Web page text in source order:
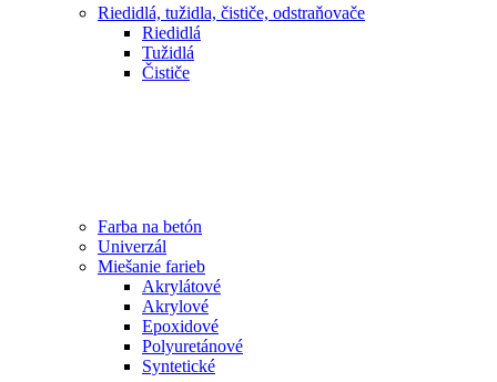
Riedidlá, tužidla, čističe, odstraňovače
Riedidlá
Tužidlá
Čističe
Farba na betón
Univerzál
Miešanie farieb
Akrylátové
Akrylové
Epoxidové
Polyuretánové
Syntetické